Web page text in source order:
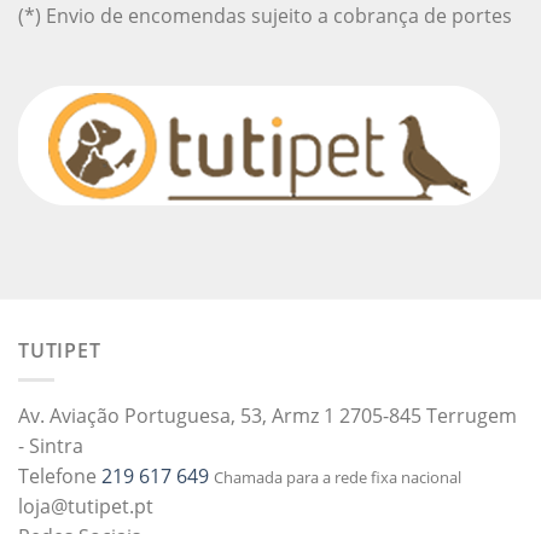
(*) Envio de encomendas sujeito a cobrança de portes
TUTIPET
Av. Aviação Portuguesa, 53, Armz 1 2705-845 Terrugem
- Sintra
Telefone 219 617 649 Chamada para a rede fixa nacional
loja@tutipet.pt